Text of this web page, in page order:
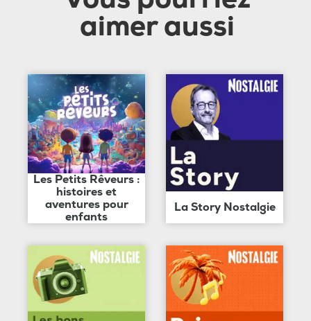
aimer aussi
Les Petits Rêveurs :
histoires et
aventures pour
enfants
La Story Nostalgie